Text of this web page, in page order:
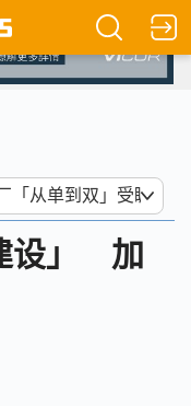
设」 加